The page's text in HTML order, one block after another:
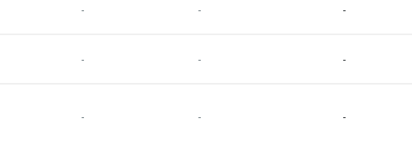
- - -
- - -
- - -